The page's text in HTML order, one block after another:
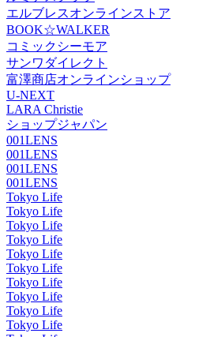
エルブレスオンラインストア
BOOK☆WALKER
コミックシーモア
サンワダイレクト
富澤商店オンラインショップ
U-NEXT
LARA Christie
ショップジャパン
001LENS
001LENS
001LENS
001LENS
Tokyo Life
Tokyo Life
Tokyo Life
Tokyo Life
Tokyo Life
Tokyo Life
Tokyo Life
Tokyo Life
Tokyo Life
Tokyo Life